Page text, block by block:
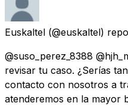
Euskaltel (@euskaltel)
@suso_perez_8388
revisar tu caso. ¿Serías
contacto con nosotros a
atenderemos en la mayor